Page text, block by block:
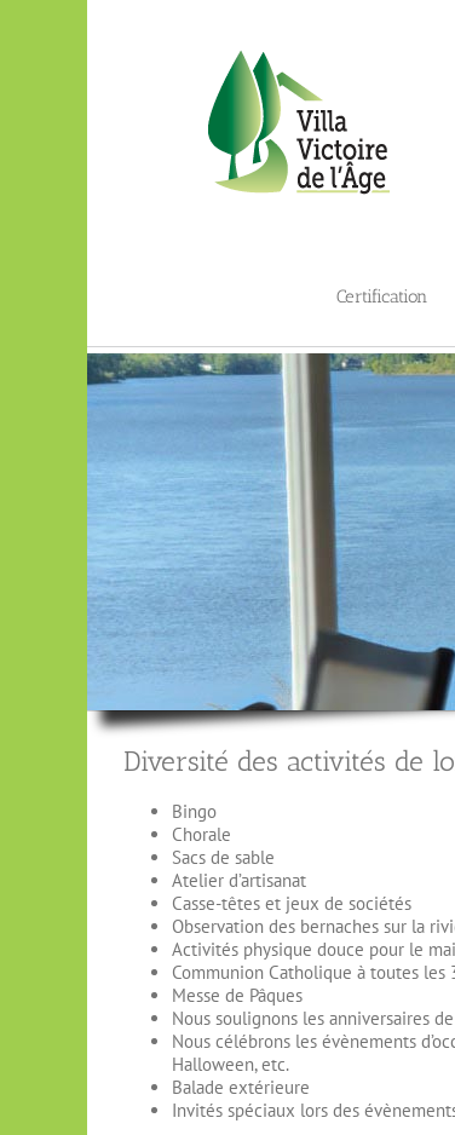
Certification
Diversité des activités de
Bingo
Chorale
Sacs de sable
Atelier d’artisanat
Casse-têtes et jeux de sociétés
Observation des bernaches sur la
Activités physique douce pour le
Communion Catholique à toutes les
Messe de Pâques
Nous soulignons les anniversaires
Nous célébrons les évènements
Halloween, etc.
Balade extérieure
Invités spéciaux lors des